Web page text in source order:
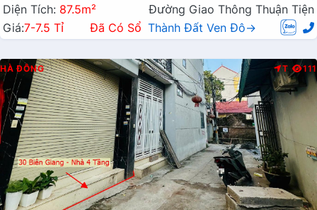
Diện Tích: 87.5m²
Đường Giao Thông Thuận Tiện
Giá:7-7.5 Tỉ Đã Có Sổ Thành Đất Ven Đô→
HÀ ĐÔNG T 111